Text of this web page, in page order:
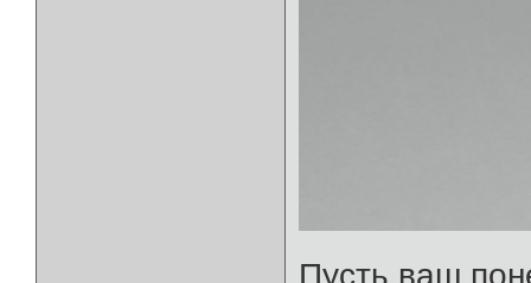
Пусть ваш